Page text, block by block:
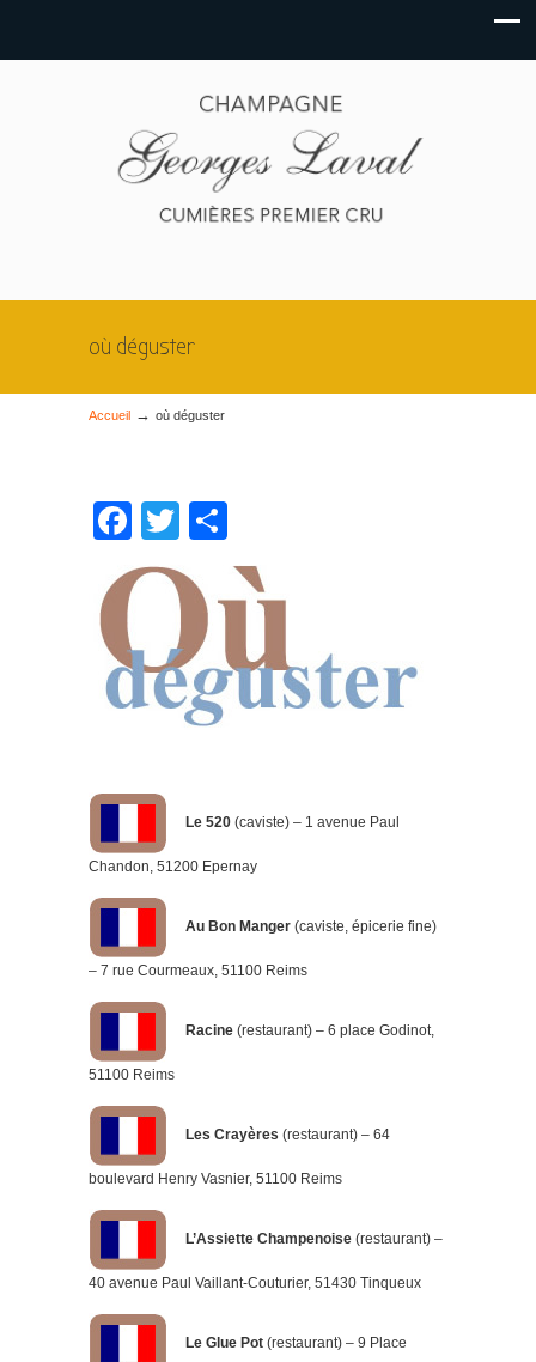
où déguster
Accueil → où déguster
Facebook
Twitter
Le 520 (caviste) – 1 avenue Paul
Chandon, 51200 Epernay
Au Bon Manger (caviste, épicerie fine)
– 7 rue Courmeaux, 51100 Reims
Racine (restaurant) – 6 place Godinot,
51100 Reims
Les Crayères (restaurant) – 64
boulevard Henry Vasnier, 51100 Reims
L’Assiette Champenoise (restaurant) –
40 avenue Paul Vaillant-Couturier, 51430 Tinqueux
Le Glue Pot (restaurant) – 9 Place